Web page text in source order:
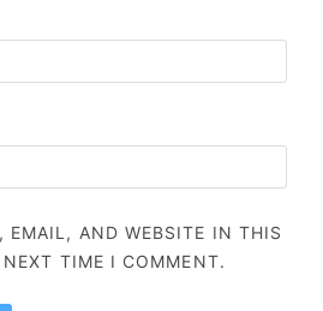
EMAIL, AND WEBSITE IN THIS
NEXT TIME I COMMENT.